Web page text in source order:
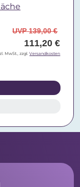
UVP 139,00 €
111,20 €
MwSt., zzgl.Versandkosten